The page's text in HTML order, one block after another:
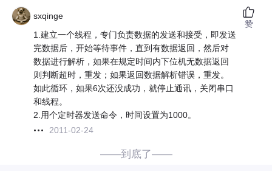
sxqinge
1.建立一个线程，专门负责数据的发送和接受，即发送
完数据后，开始等待事件，直到有数据返回，然后对
数据进行解析，如果在规定时间内下位机无数据返回
则判断超时，重发；如果返回数据解析错误，重发。
如此循环，如果6次还没成功，就停止通讯，关闭串口
和线程。
2.用个定时器发送命令，时间设置为1000。
2011-02-24
赞
——到底了——